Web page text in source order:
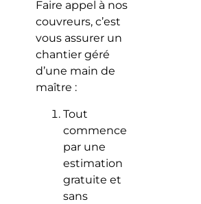
Faire appel à nos
couvreurs, c’est
vous assurer un
chantier géré
d’une main de
maître :
Tout
commence
par une
estimation
gratuite et
sans